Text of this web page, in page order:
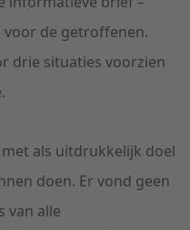
de getroffenen.
drie situaties voorzien
als uitdrukkelijk doel
doen. Er vond geen
van alle